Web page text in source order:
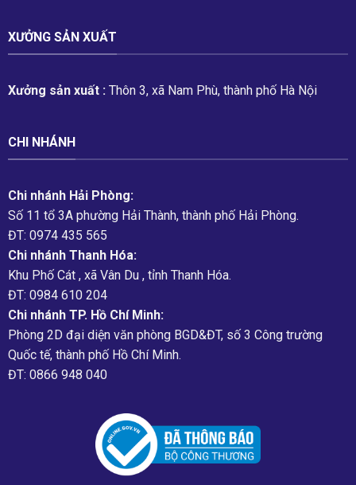
XƯỞNG SẢN XUẤT
Xưởng sản xuất :Thôn 3, xã Nam Phù, thành phố Hà Nội
CHI NHÁNH
Chi nhánh Hải Phòng:
Số 11 tổ 3A phường Hải Thành, thành phố Hải Phòng.
ĐT: 0974 435 565
Chi nhánh Thanh Hóa:
Khu Phố Cát , xã Vân Du , tỉnh Thanh Hóa.
ĐT: 0984 610 204
Chi nhánh TP. Hồ Chí Minh:
Phòng 2D đại diện văn phòng BGD&ĐT, số 3 Công trường
Quốc tế, thành phố Hồ Chí Minh.
ĐT: 0866 948 040